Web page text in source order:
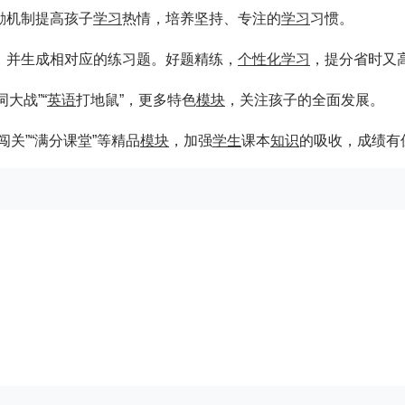
机制提高孩子学习热情，培养坚持、专注的学习习惯。
生成相对应的练习题。好题精练， 个性化学习 ，提分省时又
大战”“英语打地鼠”，更多特色模块 ，关注孩子的全面发展。
”“满分课堂”等精品模块 ，加强学生课本知识的吸收，成绩有